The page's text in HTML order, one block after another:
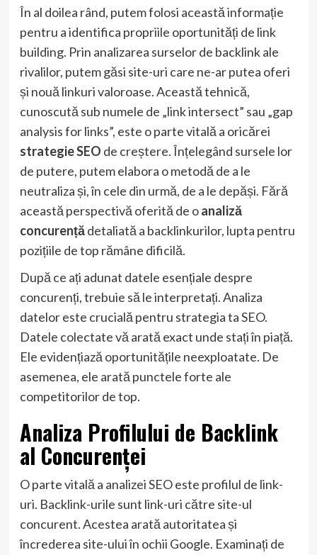
În al doilea rând, putem folosi această informație
pentru a identifica propriile oportunități de link
building. Prin analizarea surselor de backlink ale
rivalilor, putem găsi site-uri care ne-ar putea oferi
și nouă linkuri valoroase. Această tehnică,
cunoscută sub numele de „link intersect” sau „gap
analysis for links”, este o parte vitală a oricărei
strategie SEO de creștere. Înțelegând sursele lor
de putere, putem elabora o metodă de a le
neutraliza și, în cele din urmă, de a le depăși. Fără
această perspectivă oferită de oanaliză
concurențădetaliată a backlinkurilor, lupta pentru
pozițiile de top rămâne dificilă.
După ce ați adunat datele esențiale despre
concurenți, trebuie să le interpretați. Analiza
datelor este crucială pentru strategia ta SEO.
Datele colectate vă arată exact unde stați în piață.
Ele evidențiază oportunitățile neexploatate. De
asemenea, ele arată punctele forte ale
competitorilor de top.
Analiza Profilului de Backlink
al Concurenței
O parte vitală a analizei SEO este profilul de link-
uri. Backlink-urile sunt link-uri către site-ul
concurent. Acestea arată autoritatea și
încrederea site-ului în ochii Google. Examinați de